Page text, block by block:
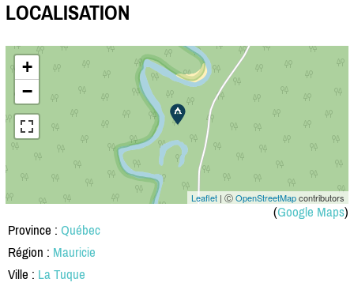
LOCALISATION
+
−
Leaflet | ⒸOpenStreetMapcontributors
(Google Maps)
Province : Québec
Région : Mauricie
Ville : La Tuque